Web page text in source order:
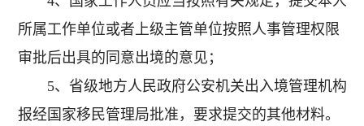
所属工作单位或者上级主管单位按照人事管理权限
审批后出具的同意出境的意见；
5、省级地方人民政府公安机关出入境管理机构
报经国家移民管理局批准，要求提交的其他材料。